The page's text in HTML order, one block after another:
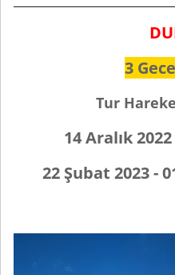
3
Tur
14 Aralık
22 Şubat 2023 -